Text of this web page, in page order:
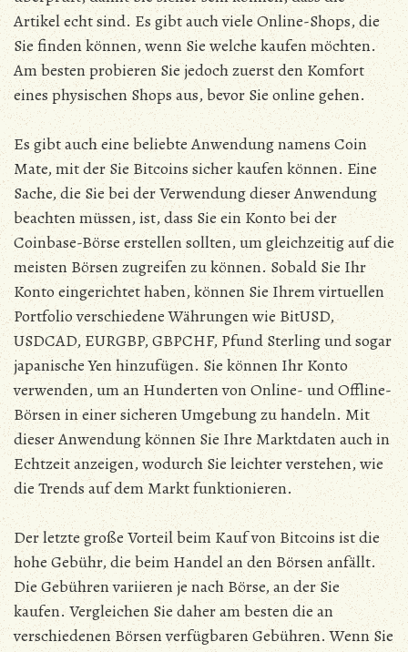
Artikel echt sind. Es gibt auch viele Online-Shops, die
Sie finden können, wenn Sie welche kaufen möchten.
Am besten probieren Sie jedoch zuerst den Komfort
eines physischen Shops aus, bevor Sie online gehen.
Es gibt auch eine beliebte Anwendung namens Coin
Mate, mit der Sie Bitcoins sicher kaufen können. Eine
Sache, die Sie bei der Verwendung dieser Anwendung
beachten müssen, ist, dass Sie ein Konto bei der
Coinbase-Börse erstellen sollten, um gleichzeitig auf die
meisten Börsen zugreifen zu können. Sobald Sie Ihr
Konto eingerichtet haben, können Sie Ihrem virtuellen
Portfolio verschiedene Währungen wie BitUSD,
USDCAD, EURGBP, GBPCHF, Pfund Sterling und sogar
japanische Yen hinzufügen. Sie können Ihr Konto
verwenden, um an Hunderten von Online- und Offline-
Börsen in einer sicheren Umgebung zu handeln. Mit
dieser Anwendung können Sie Ihre Marktdaten auch in
Echtzeit anzeigen, wodurch Sie leichter verstehen, wie
die Trends auf dem Markt funktionieren.
Der letzte große Vorteil beim Kauf von Bitcoins ist die
hohe Gebühr, die beim Handel an den Börsen anfällt.
Die Gebühren variieren je nach Börse, an der Sie
kaufen. Vergleichen Sie daher am besten die an
verschiedenen Börsen verfügbaren Gebühren. Wenn Sie